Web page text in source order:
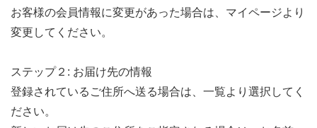
お客様の会員情報に変更があった場合は、マイページより
変更してください。
ステップ２: お届け先の情報
登録されているご住所へ送る場合は、一覧より選択してく
ださい。